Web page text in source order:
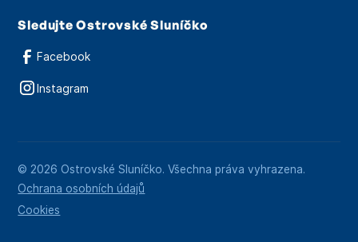
Sledujte Ostrovské Sluníčko
Facebook
Instagram
© 2026 Ostrovské Sluníčko. Všechna práva vyhrazena.
Ochrana osobních údajů
Cookies